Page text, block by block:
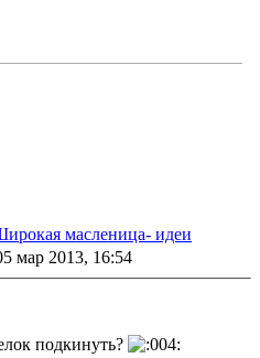
масленица- идеи
мар 2013, 16:54
подкинуть?